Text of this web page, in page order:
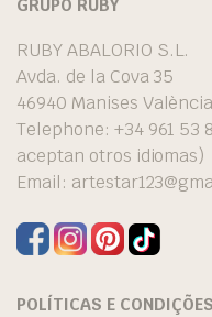
GRUPO RUBY
RUBY ABALORIO S.L.
Avda. de la Cova 35
46940 Manises València
Telephone: +34 961 53
aceptan otros idiomas)
Email:
POLÍTICAS E CONDIÇÕES